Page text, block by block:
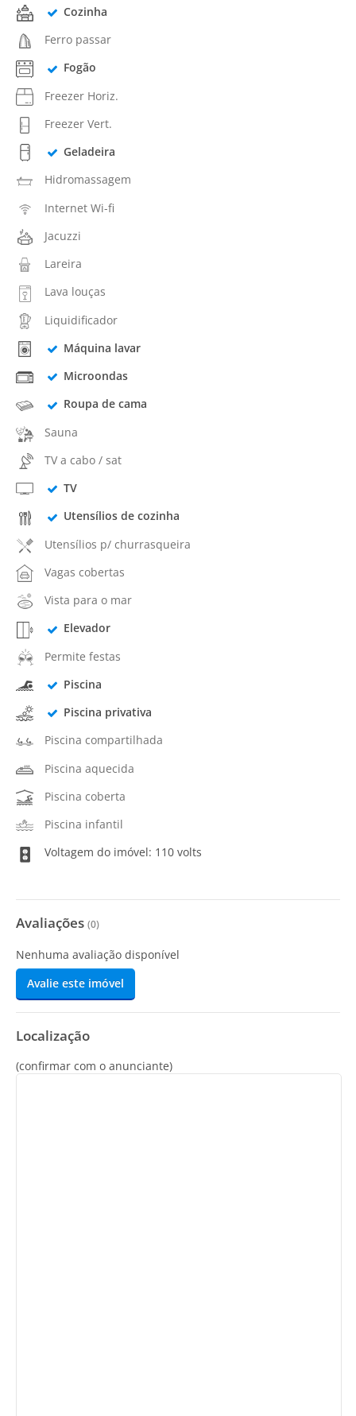
Cozinha
Ferro passar
Fogão
Freezer Horiz.
Freezer Vert.
Geladeira
Hidromassagem
Internet Wi-fi
Jacuzzi
Lareira
Lava louças
Liquidificador
Máquina lavar
Microondas
Roupa de cama
Sauna
TV a cabo / sat
TV
Utensílios de cozinha
Utensílios p/ churrasqueira
Vagas cobertas
Vista para o mar
Elevador
Permite festas
Piscina
Piscina privativa
Piscina compartilhada
Piscina aquecida
Piscina coberta
Piscina infantil
Voltagem do imóvel: 110 volts
Avaliações (0)
Nenhuma avaliação disponível
Avalie este imóvel
Localização
(confirmar com o anunciante)